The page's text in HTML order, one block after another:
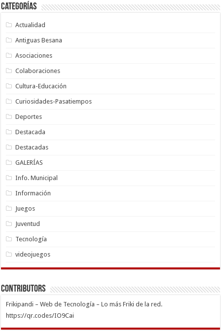
Categorías
Actualidad
Antiguas Besana
Asociaciones
Colaboraciones
Cultura-Educación
Curiosidades-Pasatiempos
Deportes
Destacada
Destacadas
GALERÍAS
Info. Municipal
Información
Juegos
Juventud
Tecnología
videojuegos
Contributors
Frikipandi – Web de Tecnología – Lo más Friki de la red.
https://qr.codes/IO9Cai